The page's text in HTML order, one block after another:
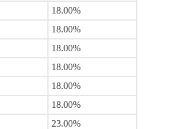
18.00%
18.00%
18.00%
18.00%
18.00%
18.00%
23.00%